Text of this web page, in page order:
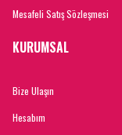
Mesafeli Satış Sözleşmesi
KURUMSAL
Bize Ulaşın
Hesabım